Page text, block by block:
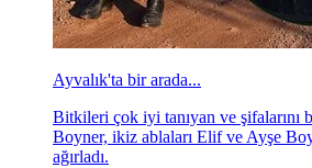
Ayvalık'ta bir arada...
Bitkileri çok iyi tanıyan ve şifalarını
Boyner, ikiz ablaları Elif ve Ayşe
ağırladı.